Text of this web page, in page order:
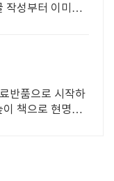
작성부터 이미지
반품으로 시작하
이 책으로 현명한